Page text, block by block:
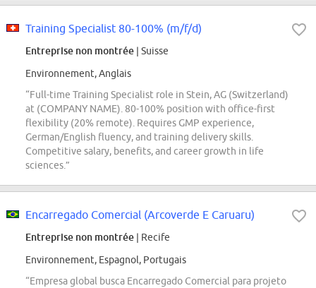
Training Specialist 80-100% (m/f/d)
Entreprise non montrée | Suisse
Environnement, Anglais
“Full-time Training Specialist role in Stein, AG (Switzerland)
at (COMPANY NAME). 80-100% position with office-first
flexibility (20% remote). Requires GMP experience,
German/English fluency, and training delivery skills.
Competitive salary, benefits, and career growth in life
sciences.”
Encarregado Comercial (Arcoverde E Caruaru)
Entreprise non montrée | Recife
Environnement, Espagnol, Portugais
“Empresa global busca Encarregado Comercial para projeto